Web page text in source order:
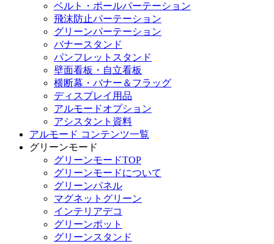
ベルト・ポールパーテーション
飛沫防止パーテーション
グリーンパーテーション
バナースタンド
パンフレットスタンド
壁面看板・自立看板
横断幕・バナー＆フラッグ
ディスプレイ用品
アルモードオプション
アシスタント資料
アルモード コンテンツ一覧
グリーンモード
グリーンモードTOP
グリーンモードについて
グリーンパネル
マグネットグリーン
インテリアデコ
グリーンポット
グリーンスタンド